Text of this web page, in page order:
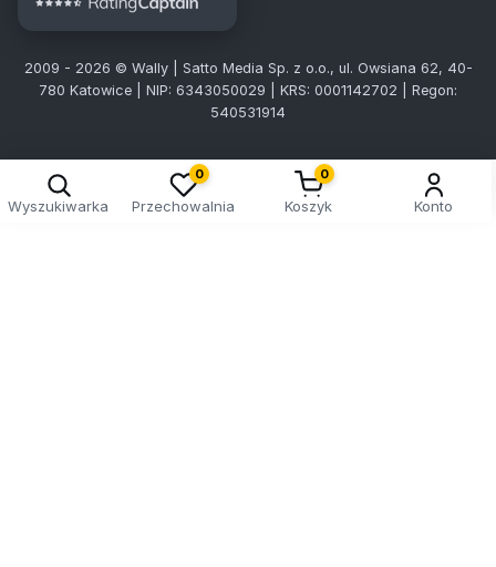
2009 - 2026 © Wally | Satto Media Sp. z o.o., ul. Owsiana 62, 40-
780 Katowice | NIP: 6343050029 | KRS: 0001142702 | Regon:
540531914
Wyszukiwarka
0
Przechowalnia
0
Koszyk Konto